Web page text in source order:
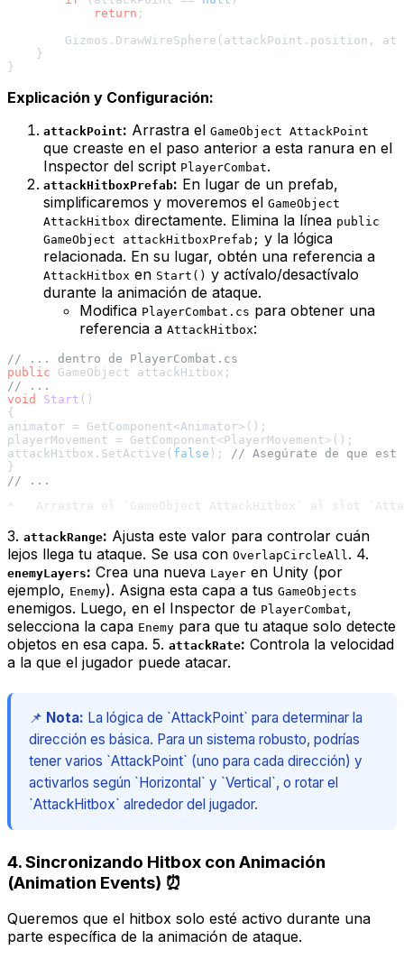
return ;
Gizmos.DrawWireSphere(attackPoint.position,
    }
Explicación y Configuración:
attackPoint: Arrastra el GameObject AttackPoint
que creaste en el paso anterior a esta ranura en el
Inspector del script PlayerCombat.
attackHitboxPrefab: En lugar de un prefab,
simplificaremos y moveremos el GameObject
AttackHitbox directamente. Elimina la línea public
GameObject attackHitboxPrefab; y la lógica
relacionada. En su lugar, obtén una referencia a
AttackHitbox en Start() y actívalo/desactívalo
durante la animación de ataque.
Modifica PlayerCombat.cs para obtener una
referencia a AttackHitbox:
// ... dentro de PlayerCombat.cs
public
// ...
void
Start ()
{
animator = GetComponent<Animator>();
playerMovement = GetComponent<PlayerMovement>();
attackHitbox.SetActive( false );
// Asegúrate de que
// ...
3. attackRange: Ajusta este valor para controlar cuán
lejos llega tu ataque. Se usa con OverlapCircleAll . 4.
enemyLayers: Crea una nueva Layer en Unity (por
ejemplo, Enemy). Asigna esta capa a tus GameObjects
enemigos. Luego, en el Inspector de PlayerCombat,
selecciona la capa Enemy para que tu ataque solo detecte
objetos en esa capa. 5. attackRate: Controla la velocidad
a la que el jugador puede atacar.
📌 Nota: La lógica de `AttackPoint` para determinar la
dirección es básica. Para un sistema robusto, podrías
tener varios `AttackPoint` (uno para cada dirección) y
activarlos según `Horizontal` y `Vertical`, o rotar el
`AttackHitbox` alrededor del jugador.
4. Sincronizando Hitbox con Animación
(Animation Events) ⏰
Queremos que el hitbox solo esté activo durante una
parte específica de la animación de ataque.